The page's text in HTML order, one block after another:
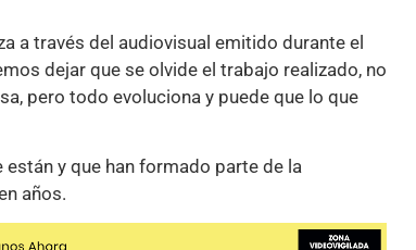
a través del audiovisual emitido durante el
dejar que se olvide el trabajo realizado, no
pero todo evoluciona y puede que lo que
y que han formado parte de la
años.